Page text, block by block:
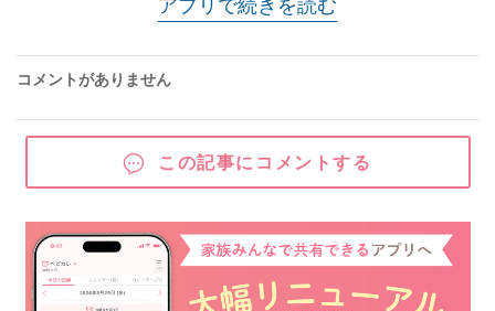
アプリで続きを読む
コメントがありません
この記事にコメントする